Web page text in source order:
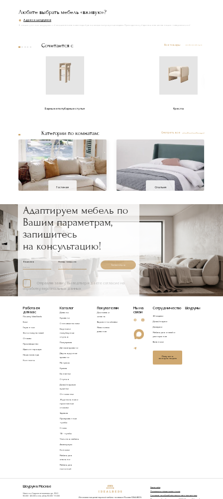
Любите выбрать мебель «вживую»?
Адреса шоурумов
В наших уютных шоурумах с большим вниманием подобраны самые популярные модели. Приходите и убедитесь в качестве наших товаров лично!
Сочетается с Все товары
Барные и полубарные стулья Кресла
Категории по комнатам: Смотреть все
Гостиная Спальня
Адаптируем мебель по
Вашим параметрам,
запишитесь
на консультацию!
Ваше имя Номер телефона
Записаться
Отправляя заявку, Вы подтверждаете согласие на
обработку персональных данных
Работаем
для вас
Почему Idealbeds
Блог
Гарантии
Фото покупателей
Отзывы
Производство
Идеи интерьера
Наша команда
Контакты
Каталог
Диваны
Кровати
Стеновые панели
Барные и
полубарные
стулья
Полукресла
Детские кровати
Двухъярусные
кровати
Матрасы
Кресла
Банкетки
Стулья
Дизайнерские
кушетки
Оттоманки
Журнальные и
приставные
столики
Зеркала
Прикроватные
тумбы
Столы
ТВ - тумбы
Уличная мебель
Аксессуары
Консоли
Мебель для
спальни
Мебель для
гостиной
Покупателям
Доставка и
оплата
Варианты обивки
Механизмы
диванов
Мы на
связи
Сотрудничество
3D модели
Дизайнерам
Дилерам
Мебель для отелей и
ресторанов
Вакансии
Получить
консультацию
Шоурумы
Шоурум в Москве
Нижняя Сыромятническая ул., 10/9
10.00 - 20.00 пн-пт, сб-вс 10.00 - 19.00
Изготовление дизайнерской мебели на заказ в Москве IDEALBEDS.
Карта сайта
Политика конфиденциальности
Согласие на обработку персональных данных